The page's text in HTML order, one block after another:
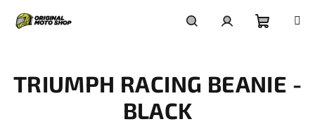
košík
TRIUMPH RACING BEANIE -
BLACK